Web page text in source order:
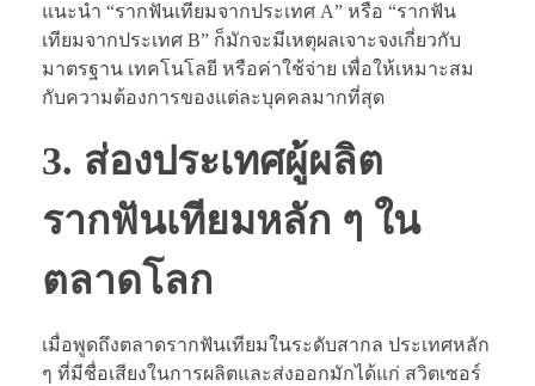
แนะนำ “รากฟันเทียมจากประเทศ A” หรือ “รากฟัน
เทียมจากประเทศ B” ก็มักจะมีเหตุผลเจาะจงเกี่ยวกับ
มาตรฐาน เทคโนโลยี หรือค่าใช้จ่าย เพื่อให้เหมาะสม
กับความต้องการของแต่ละบุคคลมากที่สุด
3. ส่องประเทศผู้ผลิต
รากฟันเทียมหลัก ๆ ใน
ตลาดโลก
เมื่อพูดถึงตลาดรากฟันเทียมในระดับสากล ประเทศหลัก
ๆ ที่มีชื่อเสียงในการผลิตและส่งออกมักได้แก่ สวิตเซอร์